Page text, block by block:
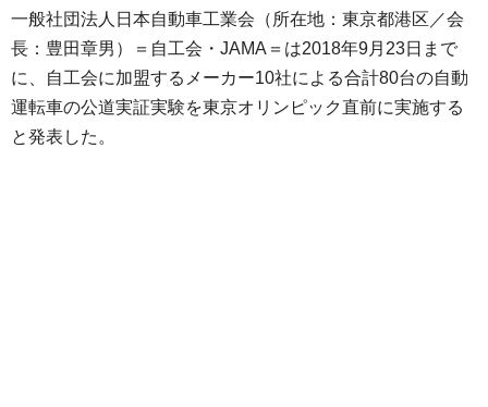
一般社団法人日本自動車工業会（所在地：東京都港区／会
長：豊田章男）＝自工会・JAMA＝は2018年9月23日まで
に、自工会に加盟するメーカー10社による合計80台の自動
運転車の公道実証実験を東京オリンピック直前に実施する
と発表した。